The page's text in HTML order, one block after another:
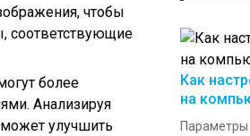
чтобы
соответствующие
более
Анализируя
улучшить
Как
на
Параметры